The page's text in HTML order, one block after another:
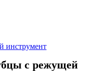
инструмент
с режущей